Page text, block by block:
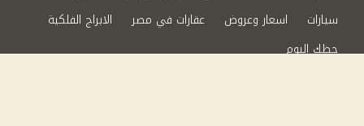
سيارات
اسعار وعروض عقارات في مصر
الابراج الفلكية
حظك اليوم